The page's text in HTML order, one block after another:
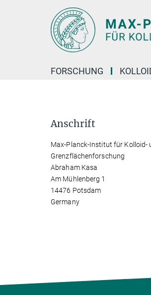
FORSCHUNG
Anschrift
Max-Planck-Institut für Kolloid-
Grenzflächenforschung
Abraham Kasa
Am Mühlenberg 1
14476 Potsdam
Germany